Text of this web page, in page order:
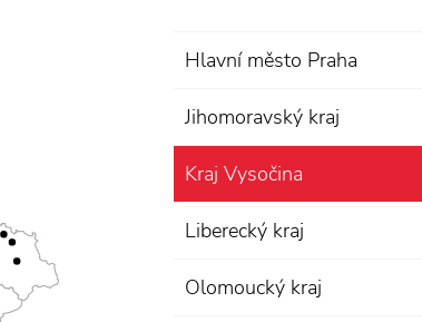
Hlavní město Praha
Jihomoravský kraj
Kraj Vysočina
Liberecký kraj
Olomoucký kraj